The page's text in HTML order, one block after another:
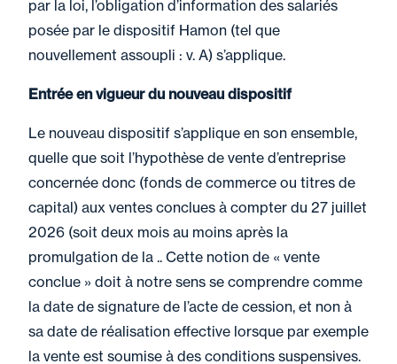
par la loi, l’obligation d’information des salariés
posée par le dispositif Hamon (tel que
nouvellement assoupli : v. A) s’applique.
Entrée en vigueur du nouveau dispositif
Le nouveau dispositif s’applique en son ensemble,
quelle que soit l’hypothèse de vente d’entreprise
concernée donc (fonds de commerce ou titres de
capital) aux ventes conclues à compter du 27 juillet
2026 (soit deux mois au moins après la
promulgation de la .. Cette notion de « vente
conclue » doit à notre sens se comprendre comme
la date de signature de l’acte de cession, et non à
sa date de réalisation effective lorsque par exemple
la vente est soumise à des conditions suspensives.